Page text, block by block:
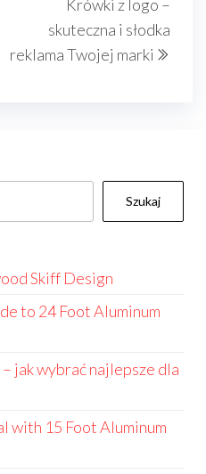
Krówki z logo –
skuteczna i słodka
reklama Twojej marki
Szukaj
Skiff Design
to 24 Foot Aluminum
jak wybrać najlepsze dla
with 15 Foot Aluminum